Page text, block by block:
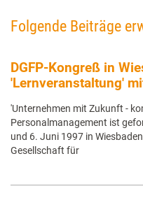
Folgende Beiträge
DGFP-Kongreß in
'Lernveranstaltung'
'Unternehmen mit Zukunft -
Personalmanagement ist
und 6. Juni 1997 in
Gesellschaft für